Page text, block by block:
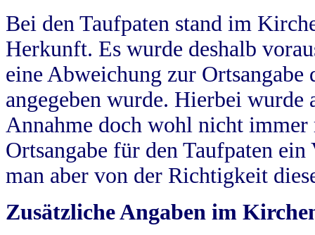
Bei den Taufpaten stand im
Herkunft. Es wurde deshalb
eine Abweichung zur
angegeben wurde. Hierbei wurde
Annahme doch wohl nicht
Ortsangabe für den Taufpaten
man aber von der Richtigkeit
Zusätzliche Angaben im